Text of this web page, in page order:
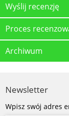
Wyślij recenzję
Proces
Archiwum
Newsletter
Wpisz swój adres